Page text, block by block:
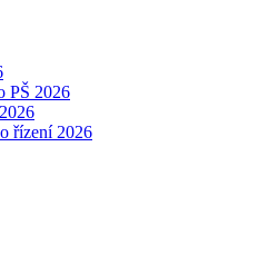
PŠ 2026
řízení 2026